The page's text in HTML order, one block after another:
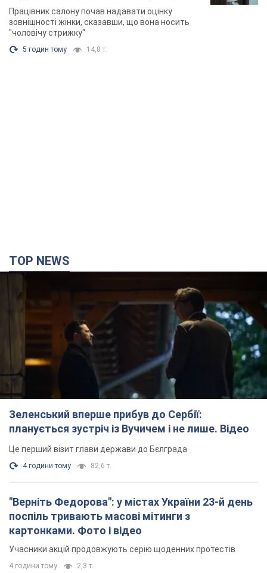
розгорівся скандал. Фото
Працівник салону почав надавати оцінку
зовнішності жінки, сказавши, що вона носить
"чоловічу стрижку"
5 годин тому 14,8 т.
TOP NEWS
Зеленський вперше прибув до Сербії:
планується зустріч із Вучичем і не лише. Відео
Це перший візит глави держави до Бєлграда
4 години тому 82,6 т.
"Верніть Федорова": у містах України 23-й день
поспіль тривають масові мітинги з
картонками. Фото і відео
Учасники акцій продовжують серію щоденних протестів
4 години тому 2,3 т.